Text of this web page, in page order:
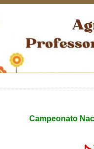
Campeonato